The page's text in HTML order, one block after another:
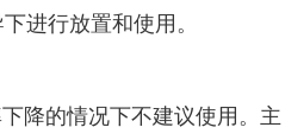
进行放置和使用。
降的情况下不建议使用。主